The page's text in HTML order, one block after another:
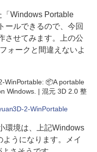
Windows Portable
ールできるので、今回
させてみます。上の公
ォークと間違えないよ
WinPortable: 📦A portable
Windows. | 混元 3D 2.0 整
2-WinPortable
環境は、上記Windows
うになります。メイ